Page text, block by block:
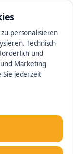
personalisieren
Technisch
und
Marketing
jederzeit